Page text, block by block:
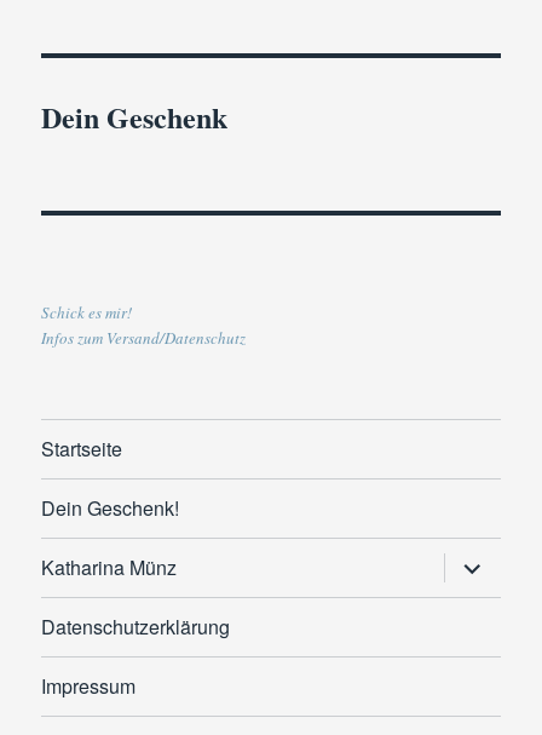
Dein Geschenk
Schick es mir!
Infos zum Versand/Datenschutz
Startseite
Dein Geschenk!
Katharina Münz
anzeigen
Datenschutzerklärung
Impressum